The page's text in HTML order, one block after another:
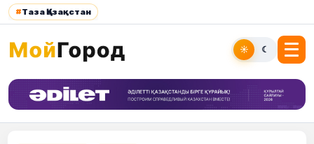
#Таза Қазақстан
☀ ☾